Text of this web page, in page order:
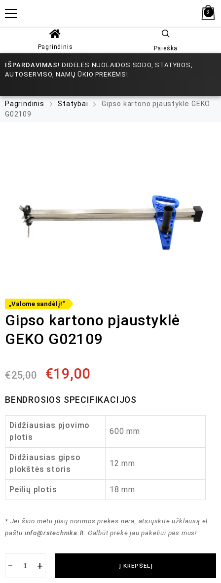
3
Pagrindinis Paieška
IŠPARDAVIMAS! DIDELĖS NUOLAIDOS SODO, STATYBOS,
AUTOSERVISO, NAMŲ ŪKIO PREKĖMS!
Pagrindinis Statybai
Gipso kartono pjaustyklė GEKO
G02109
„Valome sandėlį!“
Gipso kartono pjaustyklė
GEKO G02109
€25,00 €19,00
BENDROSIOS SPECIFIKACIJOS
Didžiausias pjovimo
plotis
600 mm
Didžiausias gipso
plokštės storis
12 mm
Peilių plotis 18 mm
* Jei šiuo metu jūsų norimos prekės nėra, atsiųskite užklausą el.
paštu info@rstechnika.lt. Galbūt prekė jau pakeliui pas mus!
− + Į KREPŠELĮ